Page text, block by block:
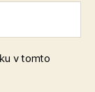
v tomto